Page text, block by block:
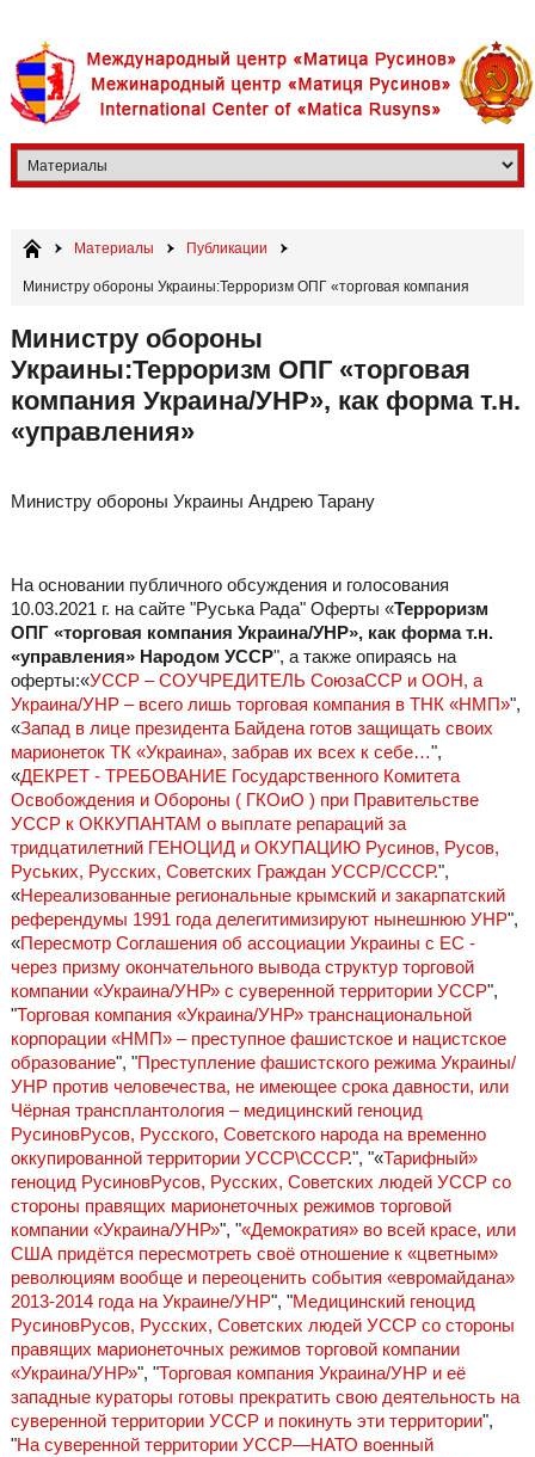
Материалы Публикации
Министру обороны Украины:Терроризм ОПГ «торговая компания
Украина/УНР», как форма т.н. «управления»
Министру обороны
Украины:Терроризм ОПГ «торговая
компания Украина/УНР», как форма т.н.
«управления»
Министру обороны Украины Андрею Тарану
На основании публичного обсуждения и голосования
10.03.2021 г. на сайте "Руська Рада" Оферты «Терроризм
ОПГ «торговая компания Украина/УНР», как форма т.н.
«управления» Народом УССР", а также опираясь на
оферты:«УССР – СОУЧРЕДИТЕЛЬ СоюзаССР и ООН, а
Украина/УНР – всего лишь торговая компания в ТНК «НМП»",
«Запад в лице президента Байдена готов защищать своих
марионеток ТК «Украина», забрав их всех к себе…",
«ДЕКРЕТ - ТРЕБОВАНИЕ Государственного Комитета
Освобождения и Обороны ( ГКОиО ) при Правительстве
УССР к ОККУПАНТАМ о выплате репараций за
тридцатилетний ГЕНОЦИД и ОКУПАЦИЮ Русинов, Русов,
Руських, Русских, Советских Граждан УССР/СССР.",
«Нереализованные региональные крымский и закарпатский
референдумы 1991 года делегитимизируют нынешнюю УНР",
«Пересмотр Соглашения об ассоциации Украины с ЕС -
через призму окончательного вывода структур торговой
компании «Украина/УНР» с суверенной территории УССР",
"Торговая компания «Украина/УНР» транснациональной
корпорации «НМП» – преступное фашистское и нацистское
образование", "Преступление фашистского режима Украины/
УНР против человечества, не имеющее срока давности, или
Чёрная трансплантология – медицинский геноцид
РусиновРусов, Русского, Советского народа на временно
оккупированной территории УССР\СССР.", "«Тарифный»
геноцид РусиновРусов, Русских, Советских людей УССР со
стороны правящих марионеточных режимов торговой
компании «Украина/УНР»", "«Демократия» во всей красе, или
США придётся пересмотреть своё отношение к «цветным»
революциям вообще и переоценить события «евромайдана»
2013-2014 года на Украине/УНР", "Медицинский геноцид
РусиновРусов, Русских, Советских людей УССР со стороны
правящих марионеточных режимов торговой компании
«Украина/УНР»", "Торговая компания Украина/УНР и её
западные кураторы готовы прекратить свою деятельность на
суверенной территории УССР и покинуть эти территории",
"На суверенной территории УССР—НАТО военный